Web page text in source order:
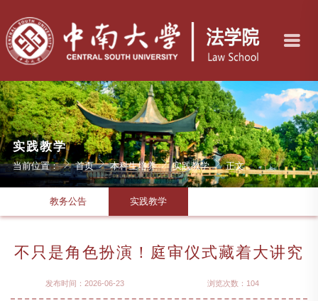
实践教学
当前位置： 首页 本科生培养 实践教学 正文
教务公告 实践教学
不只是角色扮演！庭审仪式藏着大讲究
发布时间：2026-06-23 浏览次数： 104